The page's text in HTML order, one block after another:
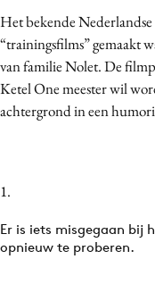
Het bekende
“trainingsfilms” gemaakt
van familie Nolet. De
Ketel One meester wil
achtergrond in een
1.
Er is iets misgegaan bij
opnieuw te proberen.